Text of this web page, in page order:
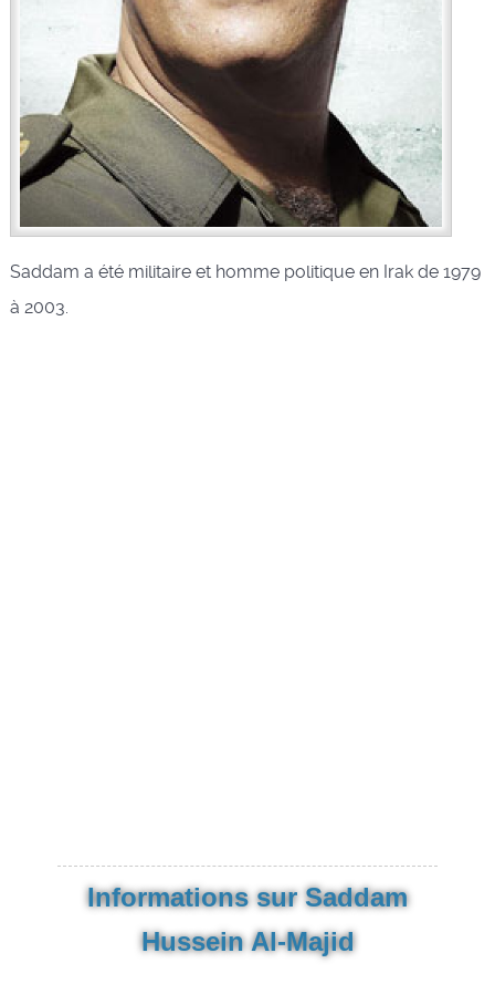
Saddam a été militaire et homme politique en Irak de 1979
à 2003.
Informations sur Saddam
Hussein Al-Majid